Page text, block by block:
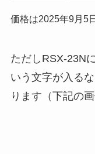
価格は2025年9月5
ただしRSX-23N
いう文字が入る
ります（下記の